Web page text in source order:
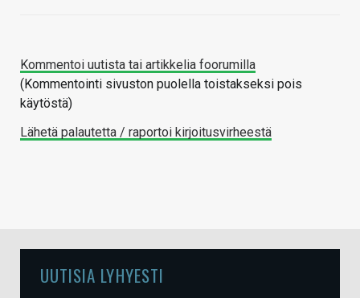
Kommentoi uutista tai artikkelia foorumilla
(Kommentointi sivuston puolella toistakseksi pois
käytöstä)
Lähetä palautetta / raportoi kirjoitusvirheestä
UUTISIA LYHYESTI